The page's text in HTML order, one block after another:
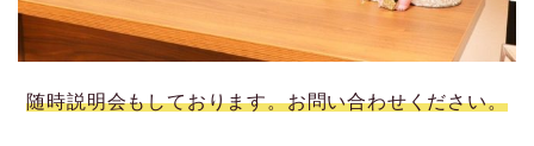
随時説明会もしております。お問い合わせください。